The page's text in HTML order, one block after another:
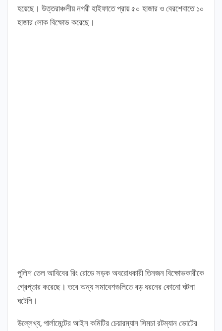
হয়েছে। উত্তরাঞ্চলীয় নগরী হাইফাতে প্রায় ৫০ হাজার ও বেরশেবাতে ১০
হাজার লোক বিক্ষোভ করেছে।
পুলিশ তেল আবিবের রিং রোডে সড়ক অবরোধকারী তিনজন বিক্ষোভকারীকে
গ্রেপ্তার করেছে। তবে অন্য সমাবেশগুলিতে বড় ধরনের কোনো ঘটনা
ঘটেনি।
উল্লেখ্য, পার্লামেন্টের আইন কমিটির চেয়ারম্যান সিমচা রটম্যান ভোটের